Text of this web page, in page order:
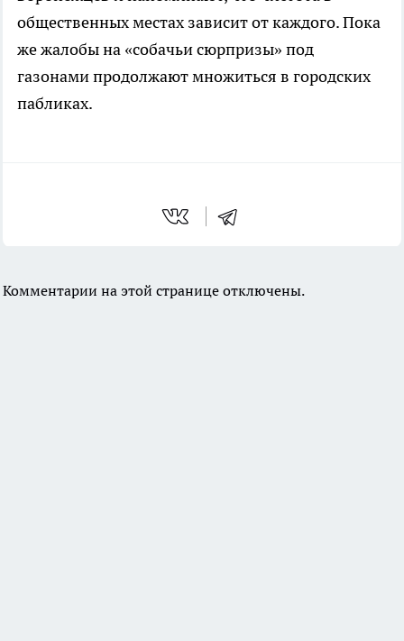
общественных местах зависит от каждого. Пока
же жалобы на «собачьи сюрпризы» под
газонами продолжают множиться в городских
пабликах.
Комментарии на этой странице отключены.